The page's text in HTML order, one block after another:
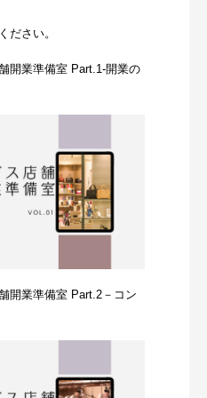
ださい。
開業準備室 Part.1-開業の
開業準備室 Part.2－コン